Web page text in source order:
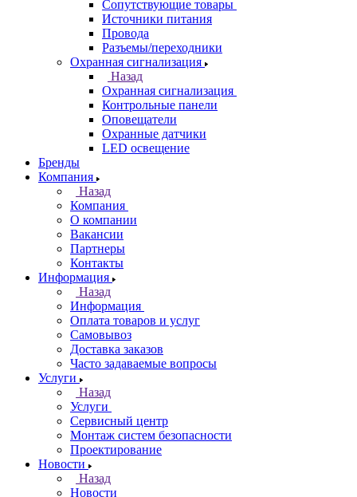
Сопутствующие товары
Источники питания
Провода
Разъемы/переходники
Охранная сигнализация
Назад
Охранная сигнализация
Контрольные панели
Оповещатели
Охранные датчики
LED освещение
Бренды
Компания
Назад
Компания
О компании
Вакансии
Партнеры
Контакты
Информация
Назад
Информация
Оплата товаров и услуг
Самовывоз
Доставка заказов
Часто задаваемые вопросы
Услуги
Назад
Услуги
Сервисный центр
Монтаж систем безопасности
Проектирование
Новости
Назад
Новости